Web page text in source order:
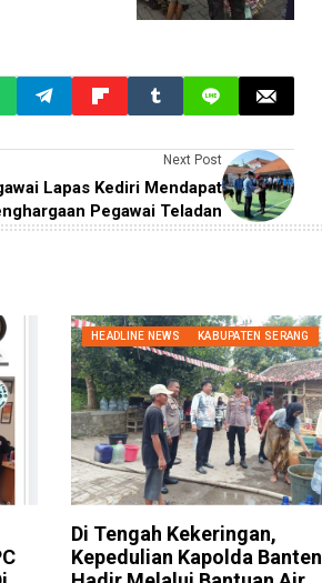
Next Post
Lapas Kediri Mendapat
Pegawai Teladan
HEADLINE NEWS KABUPATEN SERANG
Di Tengah Kekeringan,
Kepedulian Kapolda Banten